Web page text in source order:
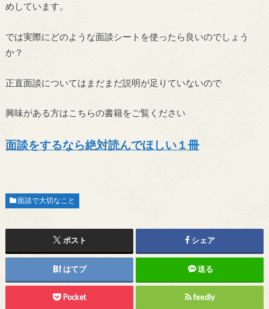
めしています。
では実際にどのような面談シートを使ったら良いのでしょう
か？
正直面談についてはまだまだ説明が足りていないので
興味がある方はこちらの書籍をご覧ください
面談をするなら絶対読んでほしい１冊
面談で大切なこと
ポスト シェア
はてブ 送る
Pocket feedly